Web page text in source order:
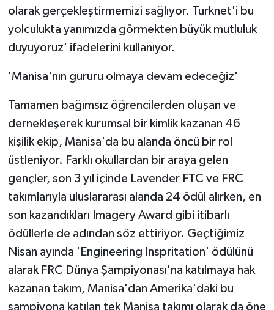
olarak gerçekleştirmemizi sağlıyor. Turknet'i bu
yolculukta yanımızda görmekten büyük mutluluk
duyuyoruz' ifadelerini kullanıyor.
'Manisa'nın gururu olmaya devam edeceğiz'
Tamamen bağımsız öğrencilerden oluşan ve
dernekleşerek kurumsal bir kimlik kazanan 46
kişilik ekip, Manisa'da bu alanda öncü bir rol
üstleniyor. Farklı okullardan bir araya gelen
gençler, son 3 yıl içinde Lavender FTC ve FRC
takımlarıyla uluslararası alanda 24 ödül alırken, en
son kazandıkları Imagery Award gibi itibarlı
ödüllerle de adından söz ettiriyor. Geçtiğimiz
Nisan ayında 'Engineering Inspritation' ödülünü
alarak FRC Dünya Şampiyonası'na katılmaya hak
kazanan takım, Manisa'dan Amerika'daki bu
şampiyona katılan tek Manisa takımı olarak da öne